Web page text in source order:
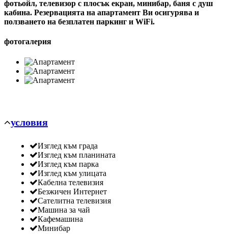
фотьойл, телевизор с плосък екран, минибар, баня с душ
кабина. Резервацията на апартамент Ви осигурява и
ползването на безплатен паркинг и WiFi.
фотогалерия
условия
Изглед към града
Изглед към планината
Изглед към парка
Изглед към улицата
Кабелна телевизия
Безжичен Интернет
Сателитна телевизия
Машина за чай
Кафемашина
Минибар